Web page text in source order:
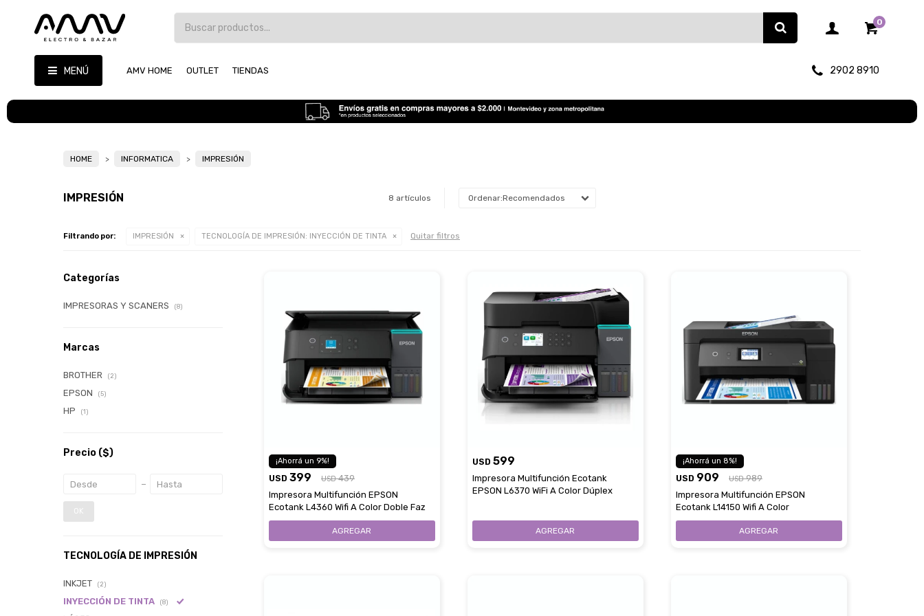
MENÚ AMV HOME OUTLET TIENDAS 2902 8910
0
HOME INFORMATICA IMPRESIÓN
IMPRESIÓN 8 artículos Recomendados
Filtrando por: IMPRESIÓN TECNOLOGÍA DE IMPRESIÓN: INYECCIÓN DE TINTA Quitar filtros
9
USD 399 USD 439
Impresora Multifunción EPSON
Ecotank L4360 Wifi A Color Doble Faz
USD 599
Impresora Multifunción Ecotank
EPSON L6370 WiFi A Color Dúplex
8
USD 909 USD 989
Impresora Multifunción EPSON
Ecotank L14150 Wifi A Color
Categorías
IMPRESORAS Y SCANERS (8)
Marcas
BROTHER (2)
EPSON (5)
HP (1)
Precio ($)
OK
TECNOLOGÍA DE IMPRESIÓN
INKJET (2)
INYECCIÓN DE TINTA (8)